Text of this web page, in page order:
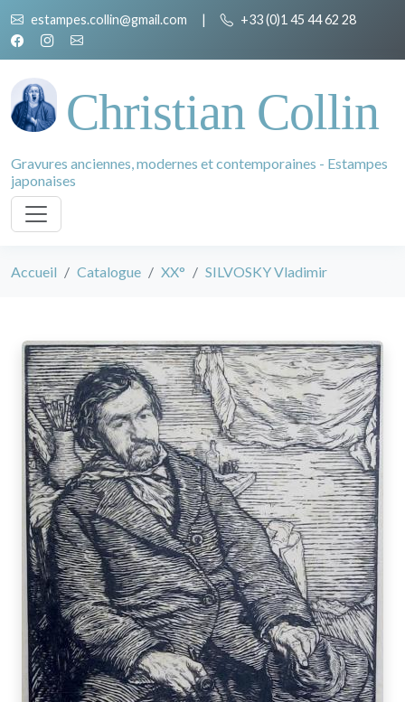
estampes.collin@gmail.com | +33 (0)1 45 44 62 28
Christian Collin
Gravures anciennes, modernes et contemporaines - Estampes
japonaises
Accueil Catalogue XX° SILVOSKY Vladimir